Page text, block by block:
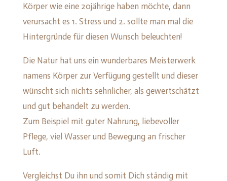
Körper wie eine 20jährige haben möchte, dann
verursacht es 1. Stress und 2. sollte man mal die
Hintergründe für diesen Wunsch beleuchten!
Die Natur hat uns ein wunderbares Meisterwerk
namens Körper zur Verfügung gestellt und dieser
wünscht sich nichts sehnlicher, als gewertschätzt
und gut behandelt zu werden.
Zum Beispiel mit guter Nahrung, liebevoller
Pflege, viel Wasser und Bewegung an frischer
Luft.
Vergleichst Du ihn und somit Dich ständig mit